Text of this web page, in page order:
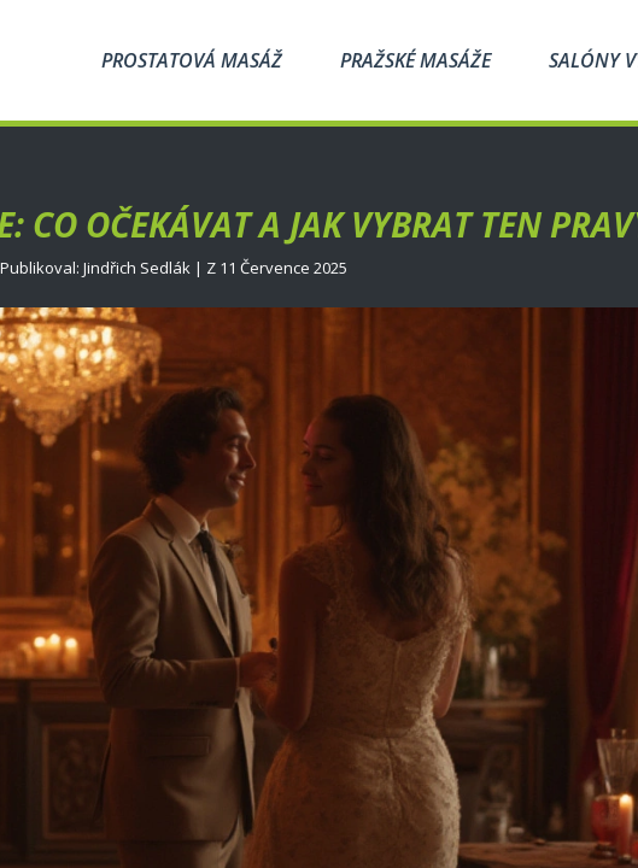
PROSTATOVÁ MASÁŽ PRAŽSKÉ MASÁŽE SALÓNY
CO OČEKÁVAT A JAK VYBRAT TEN
Publikoval: Jindřich Sedlák | Z 11 Července 2025